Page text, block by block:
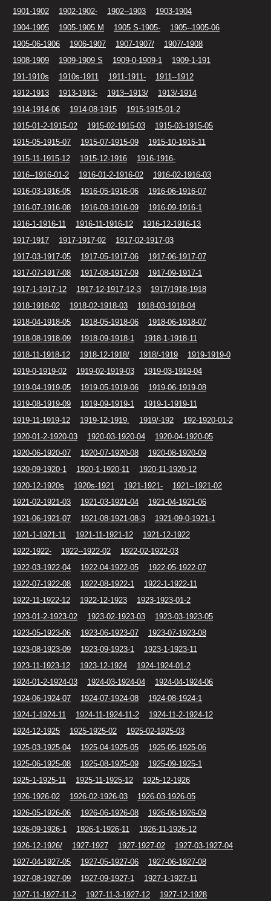
1901-1902
1902-1902- 1902--1903
1903-1904
1904-1905
1905-1905 M 1905 S-1905-
1905--1905-06
1905-06-1906
1906-1907 1907-1907/
1907/-1908
1908-1909
1909-1909 S 1909-0-1909-1
1909-1-191
191-1910s
1910s-1911 1911-1911-
1911--1912
1912-1913
1913-1913- 1913--1913/
1913/-1914
1914-1914-06
1914-08-1915
1915-1915-01-2
1915-01-2-1915-02
1915-02-1915-03
1915-03-1915-05
1915-05-1915-07
1915-07-1915-09
1915-10-1915-11
1915-11-1915-12
1915-12-1916
1916-1916-
1916--1916-01-2
1916-01-2-1916-02
1916-02-1916-03
1916-03-1916-05
1916-05-1916-06
1916-06-1916-07
1916-07-1916-08
1916-08-1916-09
1916-09-1916-1
1916-1-1916-11
1916-11-1916-12
1916-12-1916-13
1917-1917
1917-1917-02
1917-02-1917-03
1917-03-1917-05
1917-05-1917-06
1917-06-1917-07
1917-07-1917-08
1917-08-1917-09
1917-09-1917-1
1917-1-1917-12
1917-12-1917-12-3
1917/1918-1918
1918-1918-02
1918-02-1918-03
1918-03-1918-04
1918-04-1918-05
1918-05-1918-06
1918-06-1918-07
1918-08-1918-09
1918-09-1918-1
1918-1-1918-11
1918-11-1918-12
1918-12-1918/ 1918/-1919
1919-1919-0
1919-0-1919-02
1919-02-1919-03
1919-03-1919-04
1919-04-1919-05
1919-05-1919-06
1919-06-1919-08
1919-08-1919-09
1919-09-1919-1
1919-1-1919-11
1919-11-1919-12
1919-12-1919. 1919/-192
192-1920-01-2
1920-01-2-1920-03
1920-03-1920-04
1920-04-1920-05
1920-06-1920-07
1920-07-1920-08
1920-08-1920-09
1920-09-1920-1
1920-1-1920-11
1920-11-1920-12
1920-12-1920s
1920s-1921 1921-1921-
1921--1921-02
1921-02-1921-03
1921-03-1921-04
1921-04-1921-06
1921-06-1921-07
1921-08-1921-08-3
1921-09-0-1921-1
1921-1-1921-11
1921-11-1921-12
1921-12-1922
1922-1922-
1922--1922-02
1922-02-1922-03
1922-03-1922-04
1922-04-1922-05
1922-05-1922-07
1922-07-1922-08
1922-08-1922-1
1922-1-1922-11
1922-11-1922-12
1922-12-1923
1923-1923-01-2
1923-01-2-1923-02
1923-02-1923-03
1923-03-1923-05
1923-05-1923-06
1923-06-1923-07
1923-07-1923-08
1923-08-1923-09
1923-09-1923-1
1923-1-1923-11
1923-11-1923-12
1923-12-1924
1924-1924-01-2
1924-01-2-1924-03
1924-03-1924-04
1924-04-1924-06
1924-06-1924-07
1924-07-1924-08
1924-08-1924-1
1924-1-1924-11
1924-11-1924-11-2
1924-11-2-1924-12
1924-12-1925
1925-1925-02
1925-02-1925-03
1925-03-1925-04
1925-04-1925-05
1925-05-1925-06
1925-06-1925-08
1925-08-1925-09
1925-09-1925-1
1925-1-1925-11
1925-11-1925-12
1925-12-1926
1926-1926-02
1926-02-1926-03
1926-03-1926-05
1926-05-1926-06
1926-06-1926-08
1926-08-1926-09
1926-09-1926-1
1926-1-1926-11
1926-11-1926-12
1926-12-1926/
1927-1927 1927-1927-02
1927-03-1927-04
1927-04-1927-05
1927-05-1927-06
1927-06-1927-08
1927-08-1927-09
1927-09-1927-1
1927-1-1927-11
1927-11-1927-11-2
1927-11-3-1927-12 1927-12-1928